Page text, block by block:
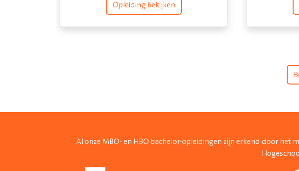
Opleiding bekijken
Al onze MBO- en HBO bachelor-opleidingen zijn erkend door het